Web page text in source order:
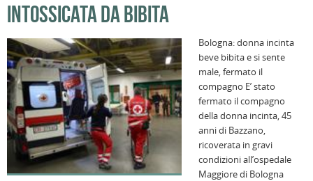
INTOSSICATA DA BIBITA
Bologna: donna incinta
beve bibita e si sente
male, fermato il
compagno E’ stato
fermato il compagno
della donna incinta, 45
anni di Bazzano,
ricoverata in gravi
condizioni all’ospedale
Maggiore di Bologna